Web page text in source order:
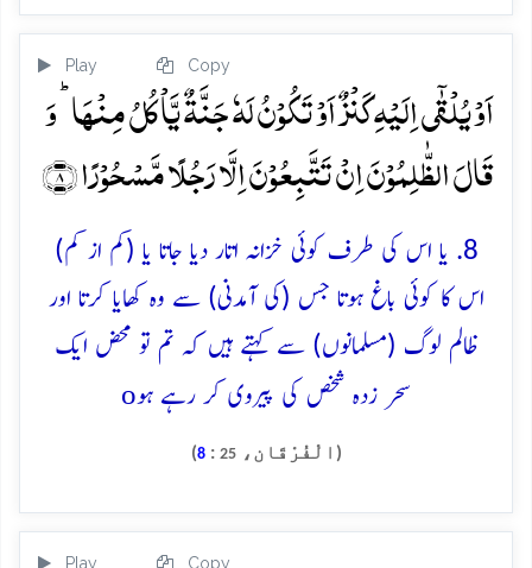
Play Copy
اَوۡ یُلۡقٰۤی اِلَیۡہِ کَنۡزٌ اَوۡ تَکُوۡنُ لَہٗ جَنَّۃٌ یَّاۡکُلُ مِنۡہَا ؕ وَ
قَالَ الظّٰلِمُوۡنَ اِنۡ تَتَّبِعُوۡنَ اِلَّا رَجُلًا مَّسۡحُوۡرًا ﴿۸﴾
8. یا اس کی طرف کوئی خزانہ اتار دیا جاتا یا (کم از کم)
اس کا کوئی باغ ہوتا جس (کی آمدنی) سے وہ کھایا کرتا اور
ظالم لوگ (مسلمانوں) سے کہتے ہیں کہ تم تو محض ایک
سحر زدہ شخص کی پیروی کر رہے ہوo
(الْفُرْقَان،25
:
8
)
Play Copy